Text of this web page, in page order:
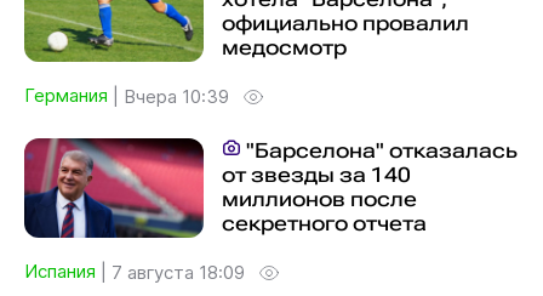
официально провалил
медосмотр
Германия Вчера 10:39
от звезды за 140
миллионов после
секретного отчета
Испания 7 августа 18:09